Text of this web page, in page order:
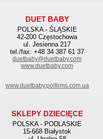
DUET BABY
POLSKA - ŚLĄSKIE
42-200 Częstochowa
ul. Jesienna 217
tel./fax: +48 34 387 61 37
duetbaby@duetbaby.com
www.duetbaby.com
www.duetbaby.polfirms.com.ua
SKLEPY DZIECIĘCE
POLSKA - PODLASKIE
15-668 Białystok